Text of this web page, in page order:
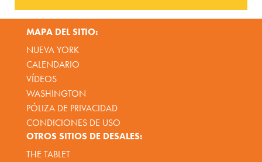
MAPA DEL SITIO:
NUEVA YORK
CALENDARIO
VÍDEOS
WASHINGTON
PÓLIZA DE PRIVACIDAD
CONDICIONES DE USO
OTROS SITIOS DE DESALES:
THE TABLET